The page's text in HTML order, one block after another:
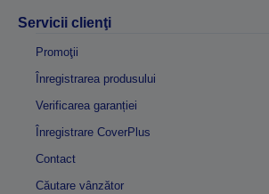
Servicii clienţi
Promoţii
Înregistrarea produsului
Verificarea garanției
Înregistrare CoverPlus
Contact
Căutare vânzător